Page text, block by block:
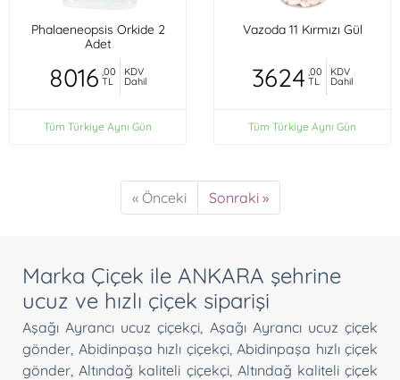
Phalaeneopsis Orkide 2
Adet
8016 ,00
TL
KDV
Dahil
Tüm Türkiye Aynı Gün
Vazoda 11 Kırmızı Gül
3624 ,00
TL
KDV
Dahil
Tüm Türkiye Aynı Gün
« Önceki Sonraki »
Marka Çiçek ile ANKARA şehrine
ucuz ve hızlı çiçek siparişi
Aşağı Ayrancı ucuz çiçekçi Aşağı Ayrancı ucuz çiçek
gönder Abidinpaşa hızlı çiçekçi, Abidinpaşa hızlı çiçek
gönder ,Altındağ kaliteli çiçekçi, Altındağ kaliteli çiçek